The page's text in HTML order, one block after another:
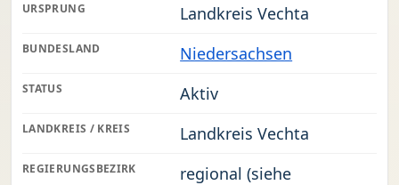
URSPRUNG Landkreis Vechta
BUNDESLAND Niedersachsen
STATUS Aktiv
LANDKREIS / KREIS Landkreis Vechta
REGIERUNGSBEZIRK
regional (siehe